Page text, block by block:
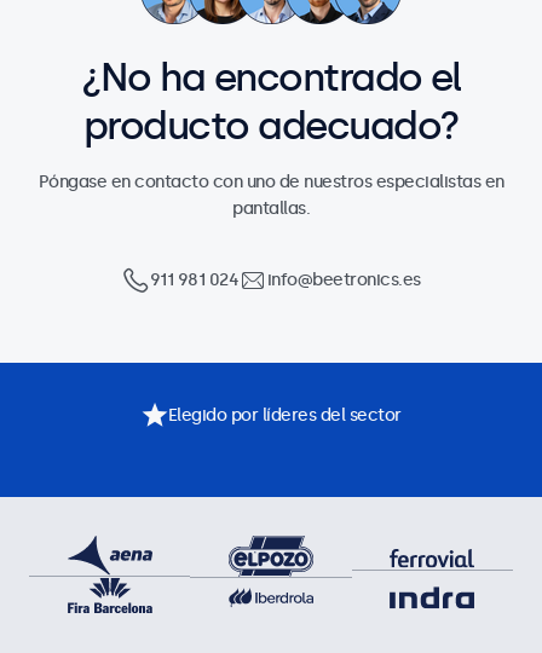
¿No ha encontrado el
producto adecuado?
Póngase en contacto con uno de nuestros especialistas en
pantallas.
911 981 024 info@beetronics.es
Elegido por líderes del sector